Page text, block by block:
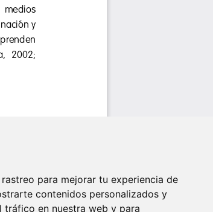
para mejorar tu experiencia de
contenidos personalizados y
tráfico en nuestra web y para